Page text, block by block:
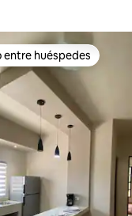
entre huéspedes
entre huéspedes